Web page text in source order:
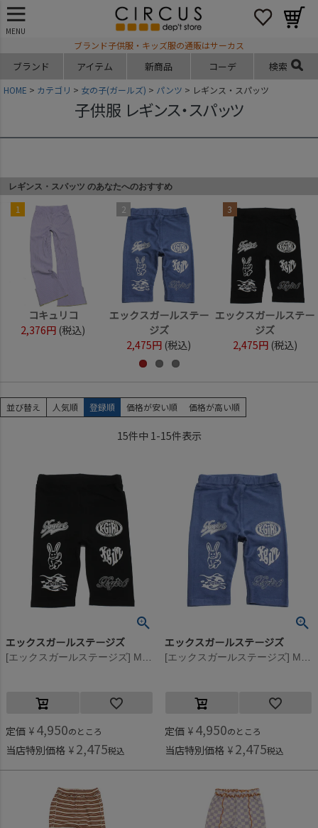
MENU
ブランド子供服・キッズ服の通販はサーカス
ブランド アイテム 新商品 コーデ 検索
HOME カテゴリ 女の子(ガールズ) パンツ レギンス・スパッツ
子供服 レギンス・スパッツ
レギンス・スパッツ のあなたへのおすすめ
1
コキュリコ
2,376円 (税込)
2
エックスガールステー
ジズ
2,475円 (税込)
3
エックスガールステー
ジズ
2,475円 (税込)
並び替え 人気順 登録順 価格が安い順 価格が高い順
15件中 1-15件表示
エックスガールステージズ
[エックスガールステージズ] MIXロゴ5分丈レギンス クロ(80)
定価 ¥ 4,950のところ
当店特別価格 ¥ 2,475税込
エックスガールステージズ
[エックスガールステージズ] MIXロゴ5分丈レギンス L・ブルー(56)
定価 ¥ 4,950のところ
当店特別価格 ¥ 2,475税込